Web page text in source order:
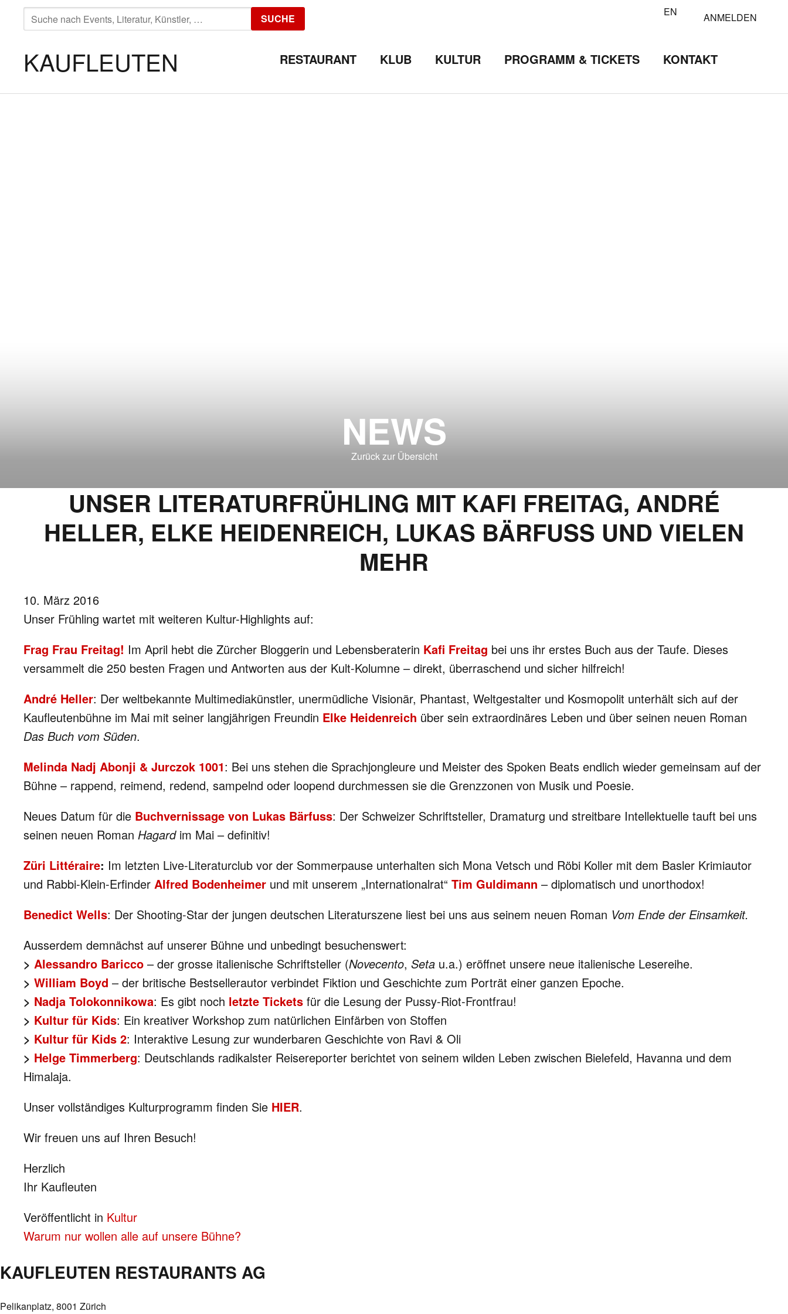
SUCHE
NACH:
SUCHE EN ANMELDEN
KAUFLEUTEN RESTAURANT KLUB KULTUR PROGRAMM & TICKETS KONTAKT
NEWS
Zurück zur Übersicht
UNSER LITERATURFRÜHLING MIT KAFI FREITAG, ANDRÉ
HELLER, ELKE HEIDENREICH, LUKAS BÄRFUSS UND VIELEN
MEHR
10. März 2016
Unser Frühling wartet mit weiteren Kultur-Highlights auf:
Frag Frau Freitag! Im April hebt die Zürcher Bloggerin und Lebensberaterin Kafi Freitag bei uns ihr erstes Buch aus der Taufe. Dieses
versammelt die 250 besten Fragen und Antworten aus der Kult-Kolumne – direkt, überraschend und sicher hilfreich!
André Heller: Der weltbekannte Multimediakünstler, unermüdliche Visionär, Phantast, Weltgestalter und Kosmopolit unterhält sich auf der
Kaufleutenbühne im Mai mit seiner langjährigen Freundin Elke Heidenreich über sein extraordinäres Leben und über seinen neuen Roman
Das Buch vom Süden.
Melinda Nadj Abonji & Jurczok 1001: Bei uns stehen die Sprachjongleure und Meister des Spoken Beats endlich wieder gemeinsam auf der
Bühne – rappend, reimend, redend, sampelnd oder loopend durchmessen sie die Grenzzonen von Musik und Poesie.
Neues Datum für die Buchvernissage von Lukas Bärfuss: Der Schweizer Schriftsteller, Dramaturg und streitbare Intellektuelle tauft bei uns
seinen neuen Roman Hagardim Mai – definitiv!
Züri Littéraire: Im letzten Live-Literaturclub vor der Sommerpause unterhalten sich Mona Vetsch und Röbi Koller mit dem Basler Krimiautor
und Rabbi-Klein-Erfinder Alfred Bodenheimer und mit unserem „Internationalrat“ Tim Guldimann – diplomatisch und unorthodox!
Benedict Wells: Der Shooting-Star der jungen deutschen Literaturszene liest bei uns aus seinem neuen Roman Vom Ende der Einsamkeit.
Ausserdem demnächst auf unserer Bühne und unbedingt besuchenswert:
> Alessandro Baricco – der grosse italienische Schriftsteller (Novecento, Seta u.a.) eröffnet unsere neue italienische Lesereihe.
> William Boyd – der britische Bestsellerautor verbindet Fiktion und Geschichte zum Porträt einer ganzen Epoche.
> Nadja Tolokonnikowa: Es gibt noch letzte Tickets für die Lesung der Pussy-Riot-Frontfrau!
> Kultur für Kids: Ein kreativer Workshop zum natürlichen Einfärben von Stoffen
> Kultur für Kids 2: Interaktive Lesung zur wunderbaren Geschichte von Ravi & Oli
> Helge Timmerberg: Deutschlands radikalster Reisereporter berichtet von seinem wilden Leben zwischen Bielefeld, Havanna und dem
Himalaja.
Unser vollständiges Kulturprogramm finden Sie HIER.
Wir freuen uns auf Ihren Besuch!
Herzlich
Ihr Kaufleuten
Veröffentlicht in Kultur
BEITRAGS-
NAVIGATION
Warum nur wollen alle auf unsere Bühne?
KAUFLEUTEN RESTAURANTS AG
Pelikanplatz, 8001 Zürich